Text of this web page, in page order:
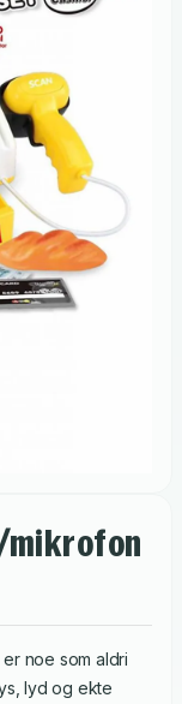
noe som aldri
lyd og ekte